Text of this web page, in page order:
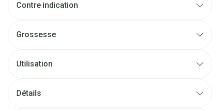
Contre indication
Grossesse
Utilisation
Détails